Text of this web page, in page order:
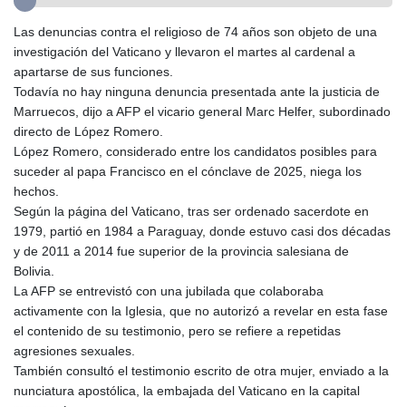
GYD 241.539903
HKD 9.040442
HNL 30.944652
HTG 150.95029
HUF 366.519917
ILS 3.465739
IMP 0.856496
IQD 1512.462949
IRR
1584348.162378
JEP 0.856496
JMD 183.008911
JOD 0.81702
KES 149.119782
KGS 100.775889
Las denuncias contra el religioso de 74 años son objeto de una
investigación del Vaticano y llevaron el martes al cardenal a
apartarse de sus funciones.
Todavía no hay ninguna denuncia presentada ante la justicia de
Marruecos, dijo a AFP el vicario general Marc Helfer, subordinado
directo de López Romero.
López Romero, considerado entre los candidatos posibles para
suceder al papa Francisco en el cónclave de 2025, niega los
hechos.
Según la página del Vaticano, tras ser ordenado sacerdote en
1979, partió en 1984 a Paraguay, donde estuvo casi dos décadas
y de 2011 a 2014 fue superior de la provincia salesiana de
Bolivia.
La AFP se entrevistó con una jubilada que colaboraba
activamente con la Iglesia, que no autorizó a revelar en esta fase
el contenido de su testimonio, pero se refiere a repetidas
agresiones sexuales.
También consultó el testimonio escrito de otra mujer, enviado a la
nunciatura apostólica, la embajada del Vaticano en la capital